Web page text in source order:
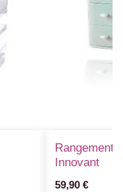
Rangement
Innovant
59,90 €